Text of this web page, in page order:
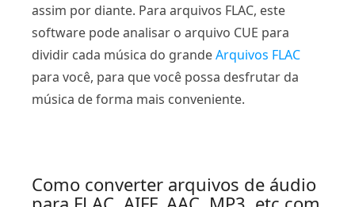
assim por diante. Para arquivos FLAC, este
software pode analisar o arquivo CUE para
dividir cada música do grandeArquivos FLAC
para você, para que você possa desfrutar da
música de forma mais conveniente.
Como converter arquivos de áudio